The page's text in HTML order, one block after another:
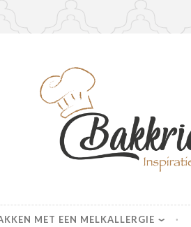
MET EEN MELKALLERGIE